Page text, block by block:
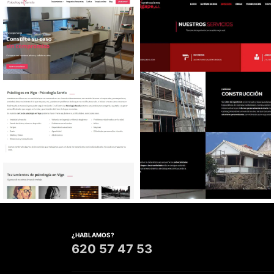
automóviles
¿HABLAMOS?
620 57 47 53